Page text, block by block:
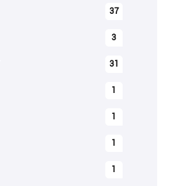
37
3
31
1
1
1
1